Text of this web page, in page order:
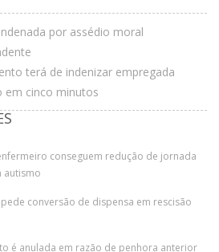
por assédio moral
terá de indenizar empregada
em cinco minutos
conseguem redução de jornada
autismo
conversão de dispensa em rescisão
é anulada em razão de penhora anterior